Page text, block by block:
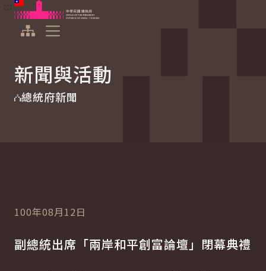
跳到主要內容
中華民國總統府
新聞與活動
總統府新聞
100年08月12日
副總統出席「兩岸和平創富論壇」閉幕典禮